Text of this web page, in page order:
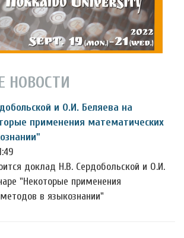
НОВОСТИ
и О.И. Беляева на
применения математических
доклад Н.В. Сердобольской и О.И.
"Некоторые применения
в языкознании"